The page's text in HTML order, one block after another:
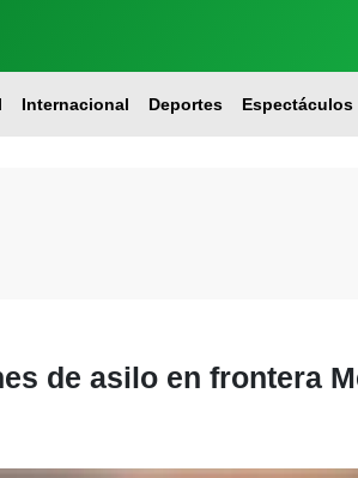
Internacional Deportes Espectáculos
de asilo en frontera